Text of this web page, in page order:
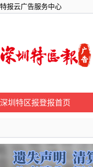
特报云广告服务中心
深圳特区报登报首页